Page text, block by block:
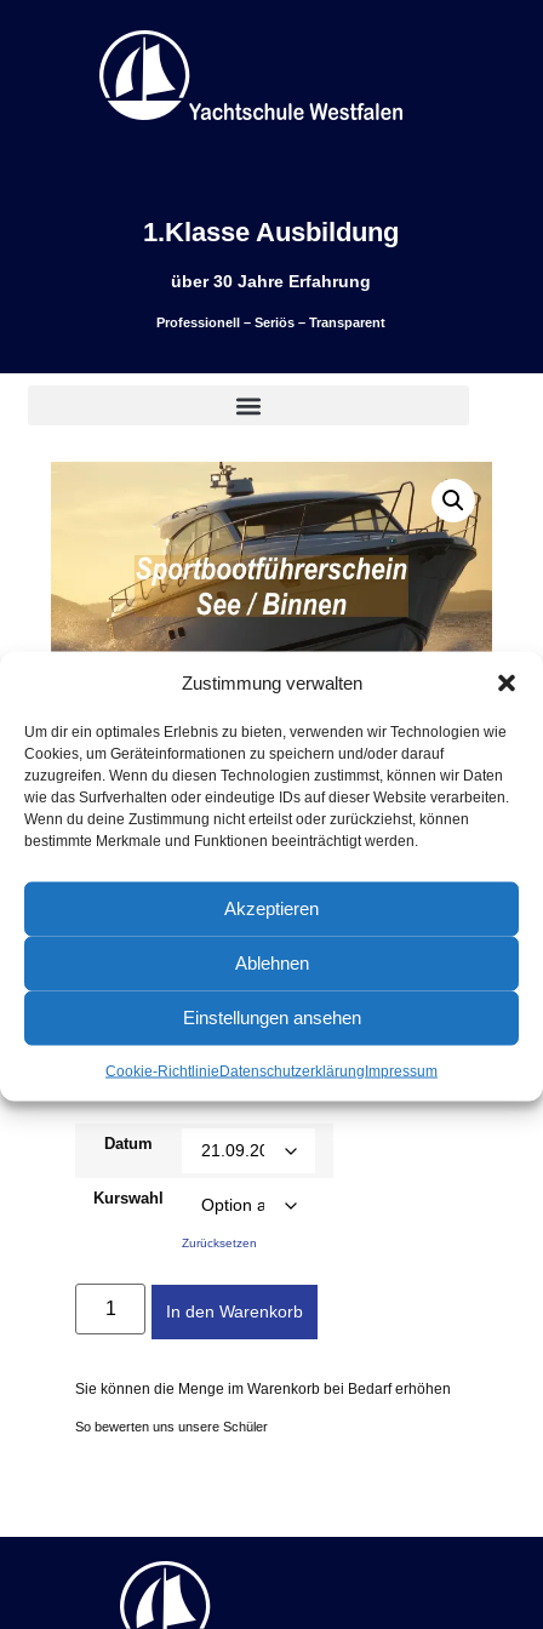
Zustimmung verwalten
Um dir ein optimales Erlebnis zu bieten, verwenden wir Technologien wie
Cookies, um Geräteinformationen zu speichern und/oder darauf
zuzugreifen. Wenn du diesen Technologien zustimmst, können wir Daten
wie das Surfverhalten oder eindeutige IDs auf dieser Website verarbeiten.
Wenn du deine Zustimmung nicht erteilst oder zurückziehst, können
bestimmte Merkmale und Funktionen beeinträchtigt werden.
Akzeptieren
Ablehnen
Einstellungen ansehen
Cookie-RichtlinieDatenschutzerklärungImpressum
1.Klasse Ausbildung
über 30 Jahre Erfahrung
Professionell – Seriös – Transparent
Kombi Theoriekurs SBF See / Binnen
Der Kurs beinhaltet die komplette Theorie, entweder für
den Sportbootführerschein See oder wenn du den
Kombikurs wählst, für beide Führerscheine
Binnen. Als Komplettpaket mit Motorbootpraxis ebenfalls
buchbar.
Kursdauer: Nur Sportbootführerschein See ca.8
Bitte pro Teilnehmer eine eigene
Anmeldung!
Als Kursbegleitung empfehlen wir die App von
Bootspruefung.de
Datum
Kurswahl
Zurücksetzen
In den Warenkorb
Sie können die Menge im Warenkorb bei Bedarf erhöhen
So bewerten uns unsere Schüler